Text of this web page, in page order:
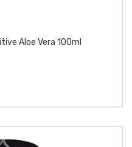
Aloe Vera 100ml